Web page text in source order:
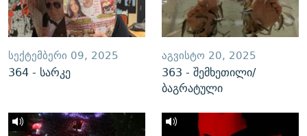
ᲡᲔᲥᲢᲔᲛᲑᲔᲠᲘ 09, 2025
364 - სარკე
ᲐᲒᲕᲘᲡᲢᲝ 20, 2025
363 - შემხეთილი/
ბაგრატული